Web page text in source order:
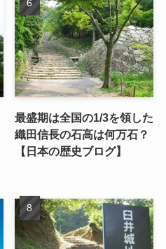
最盛期は全国の1/3を領した
織田信長の石高は何万石？
【日本の歴史ブログ】